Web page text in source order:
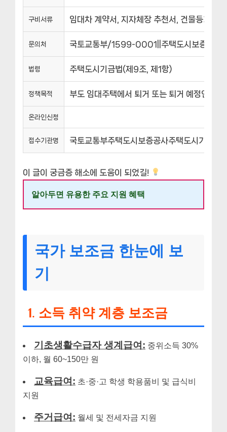
구비서류 임대차 계약서, 지자체장 추천서, 건물등기부
문의처 국토교통부/1599-0001||주택도시보증
법령 주택도시기금법(제9조, 제1항)
정책목적 부도 임대주택에서 퇴거 또는 퇴거 예정인 입
온라인신청
접수기관명 국토교통부주택도시보증공사주택도시기금 수
이 글이 궁금증 해소에 도움이 되었길!
알아두면 유용한 주요 지원 혜택
국가 보조금 한눈에 보
기
1. 소득 취약 계층 보조금
기초생활수급자 생계급여: 중위소득 30%
이하, 월 60~150만 원
교육급여: 초·중·고 학생 학용품비 및 급식비
지원
주거급여: 월세 및 전세자금 지원